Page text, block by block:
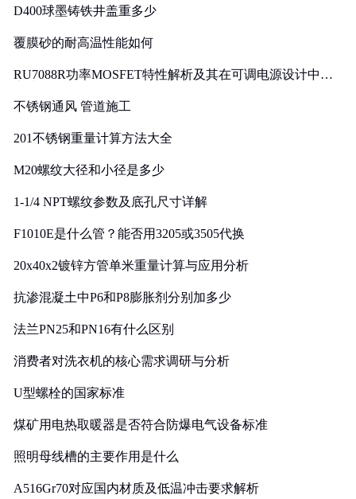
D400球墨铸铁井盖重多少
覆膜砂的耐高温性能如何
RU7088R功率MOSFET特性解析及其在可调电源设计中的
不锈钢通风 管道施工
201不锈钢重量计算方法大全
M20螺纹大径和小径是多少
1-1/4 NPT螺纹参数及底孔尺寸详解
F1010E是什么管？能否用3205或3505代换
20x40x2镀锌方管单米重量计算与应用分析
抗渗混凝土中P6和P8膨胀剂分别加多少
法兰PN25和PN16有什么区别
消费者对洗衣机的核心需求调研与分析
U型螺栓的国家标准
煤矿用电热取暖器是否符合防爆电气设备标准
照明母线槽的主要作用是什么
A516Gr70对应国内材质及低温冲击要求解析